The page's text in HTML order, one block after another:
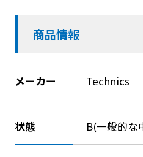
商品情報
メーカー Technics
状態 B(一般的な